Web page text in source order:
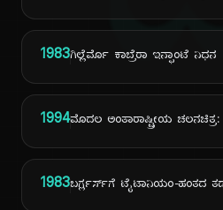
1983ಗಿಲ್ಲೆರ್ಮೊ ಕಾಬ್ರೆರಾ ಇನ್ಫಾಂಟೆ ನಿಧನ
1994ಮೊದಲ ಅಂತಾರಾಷ್ಟ್ರೀಯ
1983ಬರ್ಗ್ಲರ್ಸ್‌ಗೆ ಟೈಟಾನಿಯಂ-ಹಂತದ